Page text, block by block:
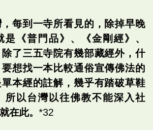
每到一寺所看見的，除掉早晚
是《普門品》、《金剛經》、
除了三五寺院有幾部藏經外，什
想找一本比較通俗宣傳佛法的
本經的註解，幾乎有踏破草鞋
所以台灣以往佛教不能深入社
在此。 *32